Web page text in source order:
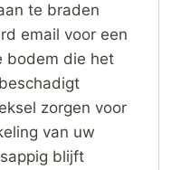
te braden
email voor een
bodem die het
zorgen voor
van uw
blijft